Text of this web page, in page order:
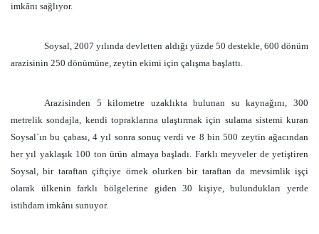
imkânı sağlıyor.
Soysal, 2007 yılında devletten aldığı yüzde 50 destekle, 600 dönüm
arazisinin 250 dönümüne, zeytin ekimi için çalışma başlattı.
Arazisinden 5 kilometre uzaklıkta bulunan su kaynağını, 300
metrelik sondajla, kendi topraklarına ulaştırmak için sulama sistemi kuran
Soysal`ın bu çabası, 4 yıl sonra sonuç verdi ve 8 bin 500 zeytin ağacından
her yıl yaklaşık 100 ton ürün almaya başladı. Farklı meyveler de yetiştiren
Soysal, bir taraftan çiftçiye örnek olurken bir taraftan da mevsimlik işçi
olarak ülkenin farklı bölgelerine giden 30 kişiye, bulundukları yerde
istihdam imkânı sunuyor.